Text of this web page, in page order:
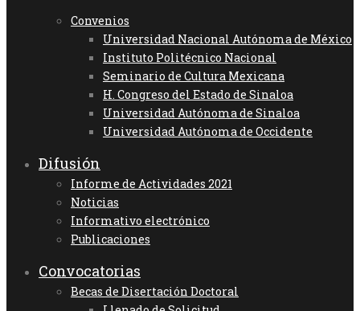
Convenios
Universidad Nacional Autónoma de México
Instituto Politécnico Nacional
Seminario de Cultura Mexicana
H. Congreso del Estado de Sinaloa
Universidad Autónoma de Sinaloa
Universidad Autónoma de Occidente
Difusión
Informe de Actividades 2021
Noticias
Informativo electrónico
Publicaciones
Convocatorias
Becas de Disertación Doctoral